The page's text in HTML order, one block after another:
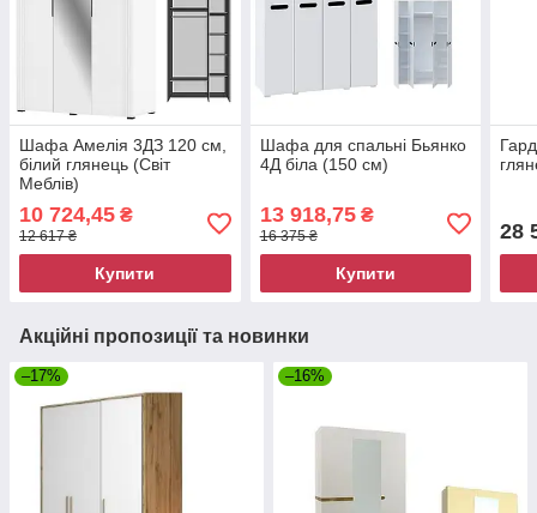
Шафа Амелія 3ДЗ 120 см,
білий глянець (Світ
Меблів)
10 724,45 ₴
12 617 ₴
Купити
Шафа для спальні Бьянко
4Д біла (150 см)
13 918,75₴
16 375 ₴
Купити
28
Акційні пропозиції та новинки
–17% –16%